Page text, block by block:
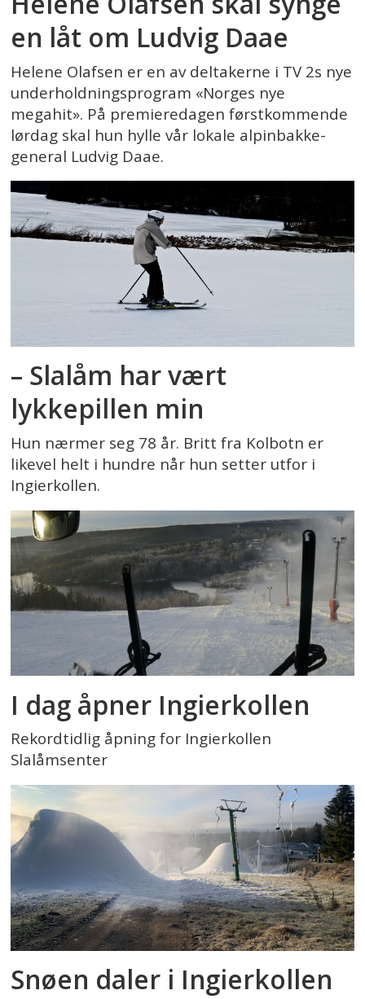
en låt om Ludvig Daae
Helene Olafsen er en av deltakerne i TV 2s nye
underholdningsprogram «Norges nye
megahit». På premieredagen førstkommende
lørdag skal hun hylle vår lokale alpinbakke-
general Ludvig Daae.
– Slalåm har vært
lykkepillen min
Hun nærmer seg 78 år. Britt fra Kolbotn er
likevel helt i hundre når hun setter utfor i
Ingierkollen.
I dag åpner Ingierkollen
Rekordtidlig åpning for Ingierkollen
Slalåmsenter
Snøen daler i Ingierkollen